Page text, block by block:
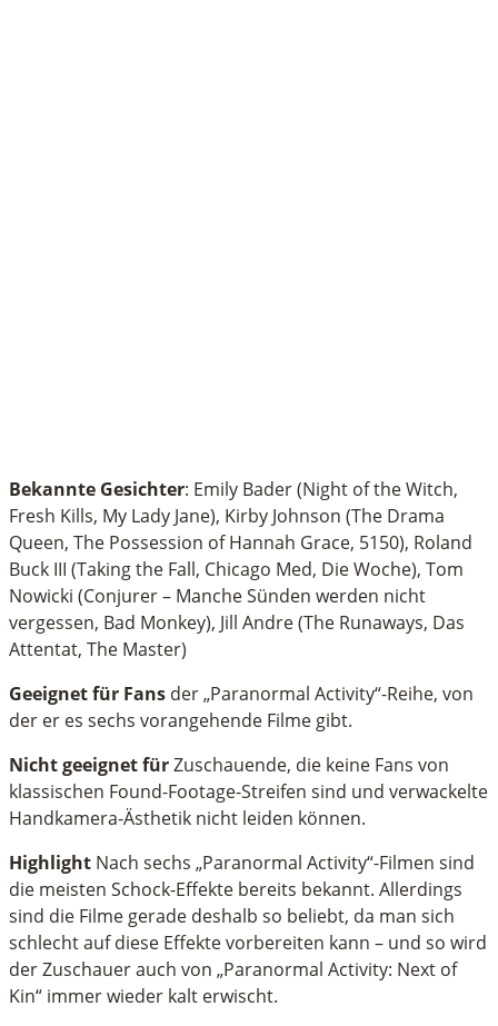
Bekannte Gesichter: Emily Bader (Night of the Witch,
Fresh Kills, My Lady Jane), Kirby Johnson (The Drama
Queen, The Possession of Hannah Grace, 5150), Roland
Buck III (Taking the Fall, Chicago Med, Die Woche), Tom
Nowicki (Conjurer – Manche Sünden werden nicht
vergessen, Bad Monkey), Jill Andre (The Runaways, Das
Attentat, The Master)
Geeignet für Fans der „Paranormal Activity“-Reihe, von
der er es sechs vorangehende Filme gibt.
Nicht geeignet fürZuschauende, die keine Fans von
klassischen Found-Footage-Streifen sind und verwackelte
Handkamera-Ästhetik nicht leiden können.
Highlight Nach sechs „Paranormal Activity“-Filmen sind
die meisten Schock-Effekte bereits bekannt. Allerdings
sind die Filme gerade deshalb so beliebt, da man sich
schlecht auf diese Effekte vorbereiten kann – und so wird
der Zuschauer auch von „Paranormal Activity: Next of
Kin“ immer wieder kalt erwischt.